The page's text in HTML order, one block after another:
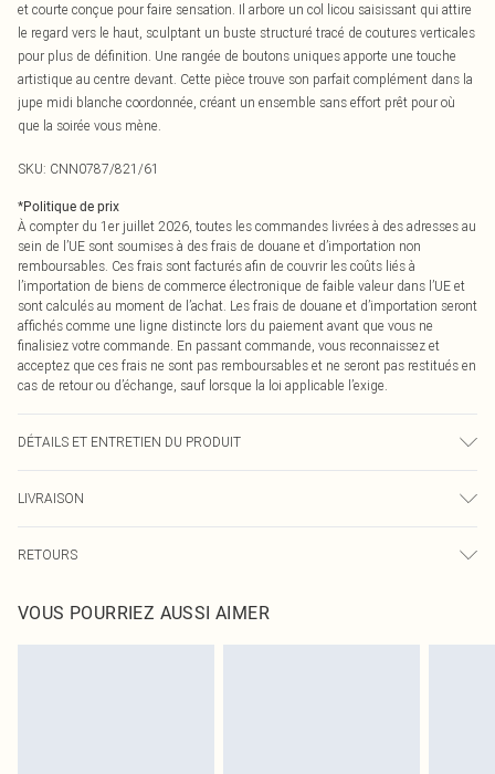
et courte conçue pour faire sensation. Il arbore un col licou saisissant qui attire
le regard vers le haut, sculptant un buste structuré tracé de coutures verticales
pour plus de définition. Une rangée de boutons uniques apporte une touche
artistique au centre devant. Cette pièce trouve son parfait complément dans la
jupe midi blanche coordonnée, créant un ensemble sans effort prêt pour où
que la soirée vous mène.
SKU: CNN0787/821/61
*Politique de prix
À compter du 1er juillet 2026, toutes les commandes livrées à des adresses au
sein de l’UE sont soumises à des frais de douane et d’importation non
remboursables. Ces frais sont facturés afin de couvrir les coûts liés à
l’importation de biens de commerce électronique de faible valeur dans l’UE et
sont calculés au moment de l’achat. Les frais de douane et d’importation seront
affichés comme une ligne distincte lors du paiement avant que vous ne
finalisiez votre commande. En passant commande, vous reconnaissez et
acceptez que ces frais ne sont pas remboursables et ne seront pas restitués en
cas de retour ou d’échange, sauf lorsque la loi applicable l’exige.
DÉTAILS ET ENTRETIEN DU PRODUIT
raison du tissu utilisé, la couleur peut déteindre.
LIVRAISON
Livraison express France
Jusqu'à 2-3 jours ouvrables
RETOURS
pour nous retourner un article.
Veuillez noter que nous ne pouvons pas rembourser les masques tendance, les
VOUS POURRIEZ AUSSI AIMER